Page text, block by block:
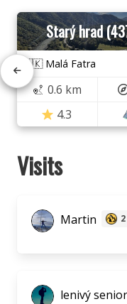
Starý hrad
🇸🇰 Malá Fatra
0.6 km
4.3
Visits
Martin
lenivý senior